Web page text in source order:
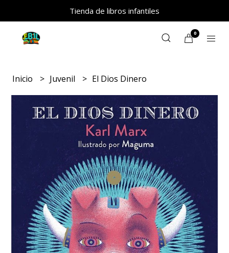
Tienda de libros infantiles
0
Inicio Juvenil El Dios Dinero